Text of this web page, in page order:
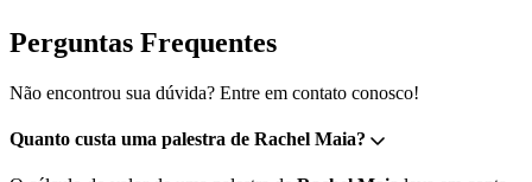
Perguntas Frequentes
Não encontrou sua dúvida? Entre em contato conosco!
Quanto custa uma palestra de Rachel Maia?